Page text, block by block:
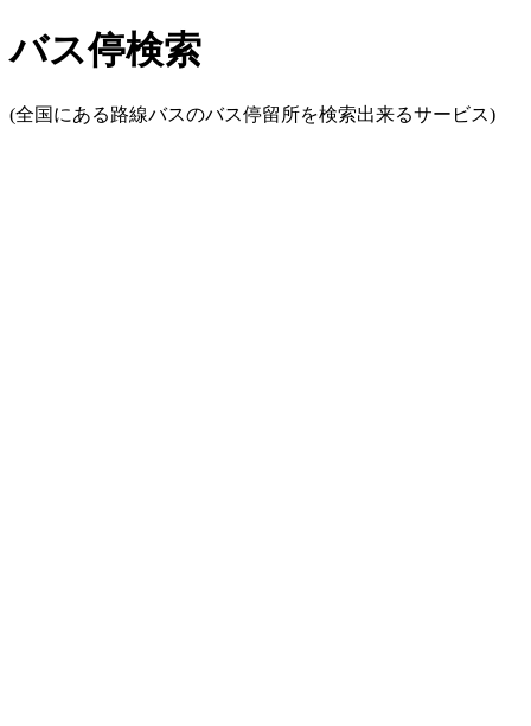
バス停検索
(全国にある路線バスのバス停留所を検索出来るサービス)